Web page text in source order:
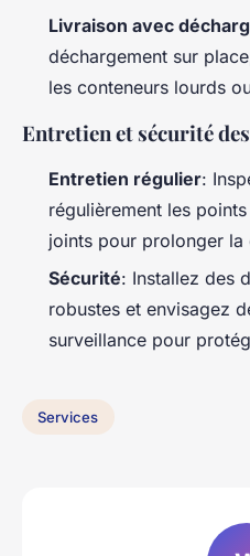
Livraison avec
déchargement sur
les conteneurs lourds
Entretien et sécurité
Entretien régulier:
régulièrement les
joints pour prolonger la
Sécurité: Installez des
robustes et envisagez
surveillance pour
Services